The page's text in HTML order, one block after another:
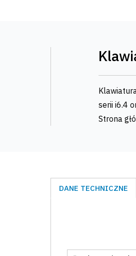
serii i6.4
Strona
DANE TECHNICZNE